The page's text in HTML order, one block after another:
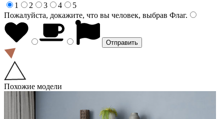
1
2 3 4
5
Пожалуйста, докажите, что вы человек, выбрав Флаг.
Похожие модели